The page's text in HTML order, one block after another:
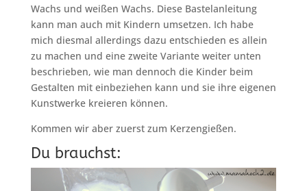
Wachs und weißen Wachs. Diese Bastelanleitung
kann man auch mit Kindern umsetzen. Ich habe
mich diesmal allerdings dazu entschieden es allein
zu machen und eine zweite Variante weiter unten
beschrieben, wie man dennoch die Kinder beim
Gestalten mit einbeziehen kann und sie ihre eigenen
Kunstwerke kreieren können.
Kommen wir aber zuerst zum Kerzengießen.
Du brauchst: